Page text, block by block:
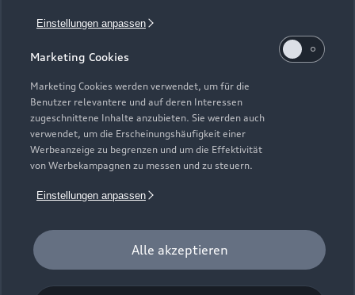
Einstellungen anpassen
Marketing Cookies
Marketing Cookies werden verwendet, um für die
Benutzer relevantere und auf deren Interessen
zugeschnittene Inhalte anzubieten. Sie werden auch
verwendet, um die Erscheinungshäufigkeit einer
Werbeanzeige zu begrenzen und um die Effektivität
von Werbekampagnen zu messen und zu steuern.
Einstellungen anpassen
Alle akzeptieren
Klausdorfer Weg 173
24148 Kiel
Info@Autohaus-Ost.de
Kontaktdaten herunterladen
Öffnungszeiten
Service